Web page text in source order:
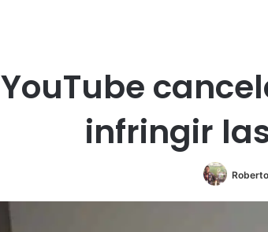
YouTube
infringir